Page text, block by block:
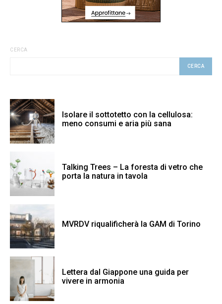
CERCA
CERCA
Isolare il sottotetto con la cellulosa:
meno consumi e aria più sana
Talking Trees – La foresta di vetro che
porta la natura in tavola
MVRDV riqualificherà la GAM di Torino
Lettera dal Giappone una guida per
vivere in armonia